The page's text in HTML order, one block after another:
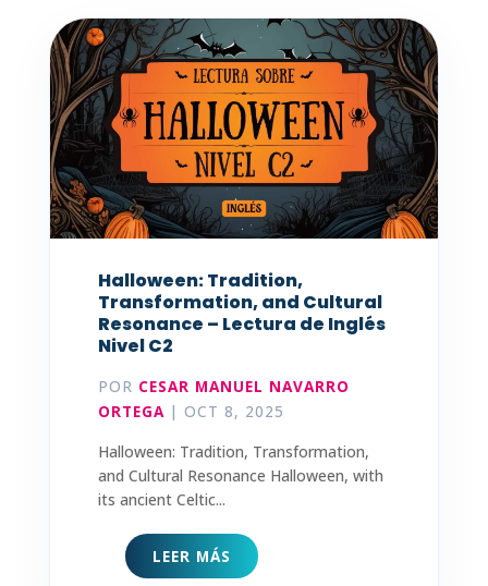
Halloween: Tradition,
Transformation, and Cultural
Resonance – Lectura de Inglés
Nivel C2
POR CESAR MANUEL NAVARRO
ORTEGA | OCT 8, 2025
Halloween: Tradition, Transformation,
and Cultural Resonance Halloween, with
its ancient Celtic...
LEER MÁS